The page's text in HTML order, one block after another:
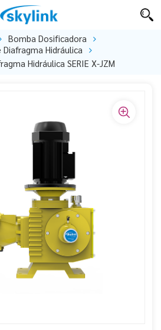
Bomba Dosificadora
Diafragma Hidráulica
Hidráulica SERIE X-JZM